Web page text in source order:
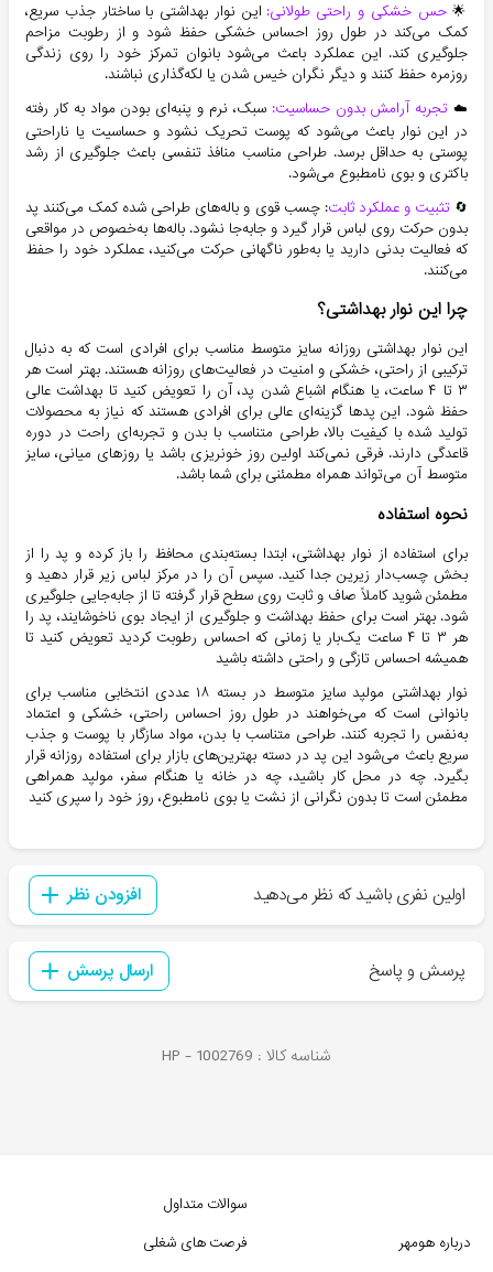
🌟حس خشکی و راحتی طولانی: این نوار بهداشتی با ساختار جذب سریع،
کمک می‌کند در طول روز احساس خشکی حفظ شود و از رطوبت مزاحم
جلوگیری کند. این عملکرد باعث می‌شود بانوان تمرکز خود را روی زندگی
روزمره حفظ کنند و دیگر نگران خیس شدن یا لکه‌گذاری نباشند.
☁️ تجربه آرامش بدون حساسیت: سبک، نرم و پنبه‌ای بودن مواد به کار رفته
در این نوار باعث می‌شود که پوست تحریک نشود و حساسیت یا ناراحتی
پوستی به حداقل برسد. طراحی مناسب منافذ تنفسی باعث جلوگیری از رشد
باکتری و بوی نامطبوع می‌شود.
🔄 تثبیت و عملکرد ثابت: چسب قوی و باله‌های طراحی شده کمک می‌کنند پد
بدون حرکت روی لباس قرار گیرد و جابه‌جا نشود. باله‌ها به‌خصوص در مواقعی
که فعالیت بدنی دارید یا به‌طور ناگهانی حرکت می‌کنید، عملکرد خود را حفظ
می‌کنند.
چرا این نوار بهداشتی؟
این نوار بهداشتی روزانه سایز متوسط مناسب برای افرادی است که به دنبال
ترکیبی از راحتی، خشکی و امنیت در فعالیت‌های روزانه هستند. بهتر است هر
۳ تا ۴ ساعت، یا هنگام اشباع شدن پد، آن را تعویض کنید تا بهداشت عالی
حفظ شود. این پدها گزینه‌ای عالی برای افرادی هستند که نیاز به محصولات
تولید شده با کیفیت بالا، طراحی متناسب با بدن و تجربه‌ای راحت در دوره
قاعدگی دارند. فرقی نمی‌کند اولین روز خونریزی باشد یا روزهای میانی، سایز
متوسط آن می‌تواند همراه مطمئنی برای شما باشد.
نحوه استفاده
برای استفاده از نوار بهداشتی، ابتدا بسته‌بندی محافظ را باز کرده و پد را از
بخش چسب‌دار زیرین جدا کنید. سپس آن را در مرکز لباس زیر قرار دهید و
مطمئن شوید کاملاً صاف و ثابت روی سطح قرار گرفته تا از جابه‌جایی جلوگیری
شود. بهتر است برای حفظ بهداشت و جلوگیری از ایجاد بوی ناخوشایند، پد را
هر ۳ تا ۴ ساعت یک‌بار یا زمانی که احساس رطوبت کردید تعویض کنید تا
همیشه احساس تازگی و راحتی داشته باشید
نوار بهداشتی مولپد سایز متوسط در بسته ۱۸ عددی انتخابی مناسب برای
بانوانی است که می‌خواهند در طول روز احساس راحتی، خشکی و اعتماد
به‌نفس را تجربه کنند. طراحی متناسب با بدن، مواد سازگار با پوست و جذب
سریع باعث می‌شود این پد در دسته بهترین‌های بازار برای استفاده روزانه قرار
بگیرد. چه در محل کار باشید، چه در خانه یا هنگام سفر، مولپد همراهی
مطمئن است تا بدون نگرانی از نشت یا بوی نامطبوع، روز خود را سپری کنید
اولین نفری باشید که نظر می‌دهید افزودن نظر
پرسش و پاسخ ارسال پرسش
شناسه کالا : HP - 1002769
درباره هومهر
سوالات متداول
فرصت های شغلی